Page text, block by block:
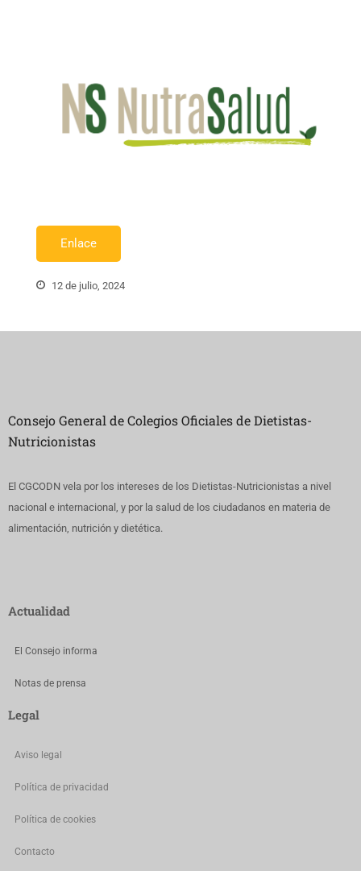
Enlace
12 de julio, 2024
Consejo General de Colegios Oficiales de Dietistas-
Nutricionistas
El CGCODN vela por los intereses de los Dietistas-Nutricionistas a nivel
nacional e internacional, y por la salud de los ciudadanos en materia de
alimentación, nutrición y dietética.
Actualidad
El Consejo informa
Notas de prensa
Legal
Aviso legal
Política de privacidad
Política de cookies
Contacto